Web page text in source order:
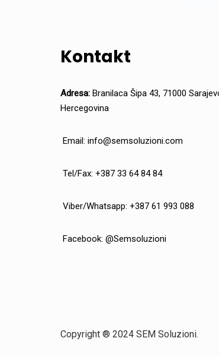
Kontakt
Adresa: Branilaca Šipa 43, 71000
Hercegovina
Email: info@semsoluzioni.com
Tel/Fax: +387 33 64 84 84
Viber/Whatsapp: +387 61 993 088
Facebook: @Semsoluzioni
Copyright ® 2024 SEM Soluzioni.